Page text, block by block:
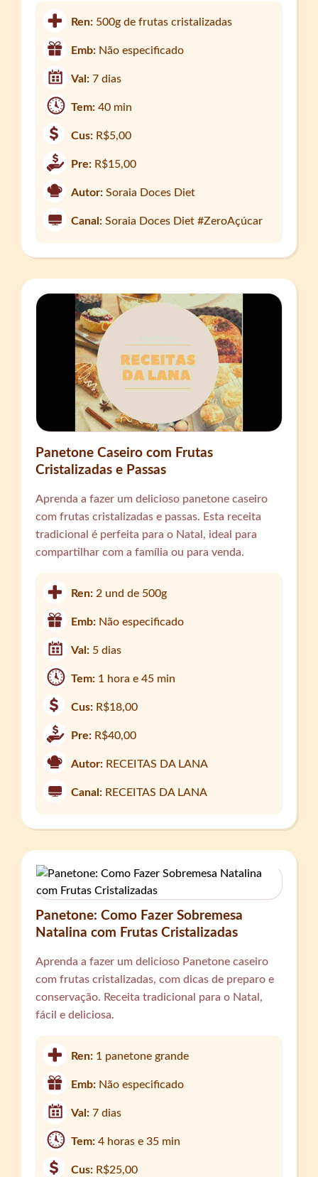
Ren: 500g de frutas cristalizadas
Emb: Não especificado
Val:7 dias
Tem:40 min
Cus: R$5,00
Pre: R$15,00
Autor: Soraia Doces Diet
Canal: Soraia Doces Diet #ZeroAçúcar
Panetone Caseiro com Frutas
Cristalizadas e Passas
Aprenda a fazer um delicioso panetone caseiro
com frutas cristalizadas e passas. Esta receita
tradicional é perfeita para o Natal, ideal para
compartilhar com a família ou para venda.
Ren: 2 und de 500g
Emb: Não especificado
Val: 5 dias
Tem: 1 hora e 45 min
Cus: R$18,00
Pre: R$40,00
Autor: RECEITAS DA LANA
Canal: RECEITAS DA LANA
Panetone: Como Fazer Sobremesa
Natalina com Frutas Cristalizadas
Aprenda a fazer um delicioso Panetone caseiro
com frutas cristalizadas, com dicas de preparo e
conservação. Receita tradicional para o Natal,
fácil e deliciosa.
Ren: 1 panetone grande
Emb: Não especificado
Val:7 dias
Tem:4 horas e 35 min
Cus: R$25,00